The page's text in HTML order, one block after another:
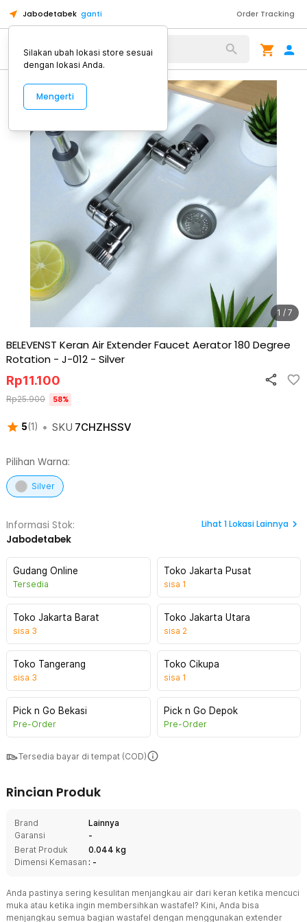
Jabodetabek ganti Order Tracking
Alat Kopi
1 / 7
BELEVENST Keran Air Extender Faucet Aerator 180 Degree
Rotation - J-012 - Silver
5(1 ) • SKU 7CHZHSSV
Rp11.100
Rp25.900 58%
Pilihan Warna:
Silver
Informasi Stok:
Jabodetabek
Lihat 1Lokasi Lainnya
Gudang Online
Tersedia
Toko Jakarta Pusat
sisa 1
Toko Jakarta Barat
sisa 3
Toko Jakarta Utara
sisa 2
Toko Tangerang
sisa 3
Toko Cikupa
sisa 1
Pick n Go Bekasi
Pre-Order
Pick n Go Depok
Pre-Order
Tersedia bayar di tempat (COD)
Rincian Produk
Brand
Lainnya
Garansi
-
Berat Produk
0.044 kg
Dimensi Kemasan : -
Anda pastinya sering kesulitan menjangkau air dari keran ketika mencuci
muka atau ketika ingin membersihkan wastafel? Kini, Anda bisa
menjangkau semua bagian wastafel dengan menggunakan extender
Silakan ubah lokasi store sesuai
dengan lokasi Anda.
Mengerti